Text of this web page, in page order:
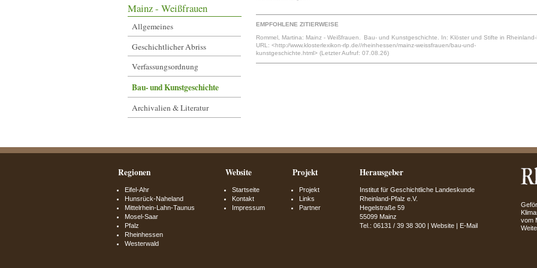
Mainz - Weißfrauen
Allgemeines
Geschichtlicher Abriss
Verfassungsordnung
Bau- und Kunstgeschichte
Archivalien & Literatur
EMPFOHLENE ZITIERWEISE
Rommel, Martina: Mainz - Weißfrauen. Bau- und Kunstgeschichte. In: Klöster und Stifte in
URL: <http:⁄⁄www.klosterlexikon-rlp.de//rheinhessen/mainz-weissfrauen/bau-und-
kunstgeschichte.html> (Letzter Aufruf: 07.08.26)
Regionen
Eifel-Ahr
Hunsrück-Naheland
Mittelrhein-Lahn-Taunus
Mosel-Saar
Pfalz
Rheinhessen
Westerwald
Website
Startseite
Kontakt
Impressum
Projekt
Projekt
Links
Partner
Herausgeber
Institut für Geschichtliche Landeskunde
Rheinland-Pfalz e.V.
Hegelstraße 59
55099 Mainz
Tel.: 06131 / 39 38 300 |Website E-Mail
vom